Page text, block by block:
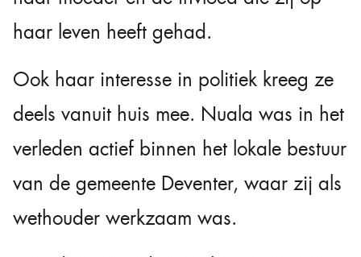
haar leven heeft gehad.
Ook haar interesse in politiek kreeg ze
deels vanuit huis mee. Nuala was in het
verleden actief binnen het lokale bestuur
van de gemeente Deventer, waar zij als
wethouder werkzaam was.